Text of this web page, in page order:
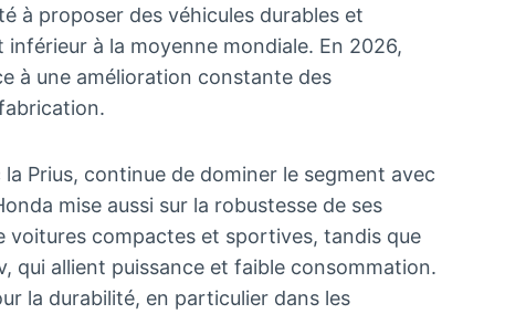
à proposer des véhicules durables et
à la moyenne mondiale. En 2026,
à une amélioration constante des
Prius, continue de dominer le segment avec
mise aussi sur la robustesse de ses
compactes et sportives, tandis que
qui allient puissance et faible consommation.
la durabilité, en particulier dans les